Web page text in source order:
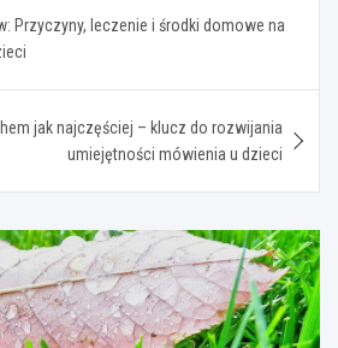
Przyczyny, leczenie i środki domowe na
jak najczęściej – klucz do rozwijania
umiejętności mówienia u dzieci